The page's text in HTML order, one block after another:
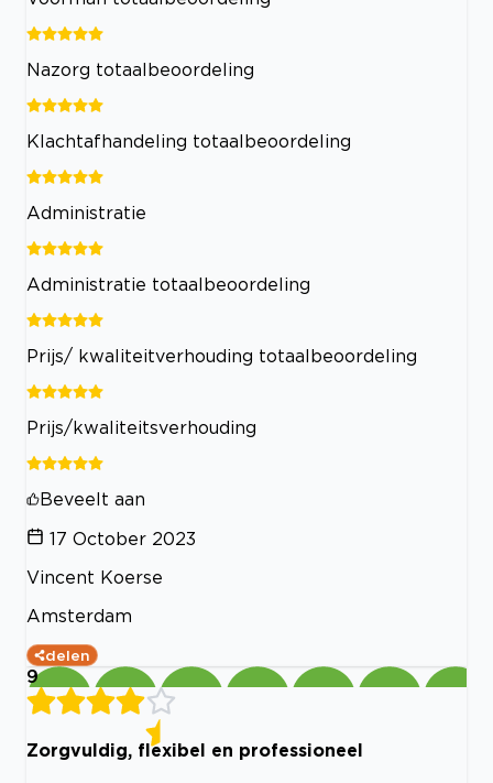
Nazorg totaalbeoordeling
Klachtafhandeling totaalbeoordeling
Administratie
Administratie totaalbeoordeling
Prijs/ kwaliteitverhouding totaalbeoordeling
Prijs/kwaliteitsverhouding
Beveelt aan
17 October 2023
Vincent Koerse
Amsterdam
delen
9
Zorgvuldig, flexibel en professioneel